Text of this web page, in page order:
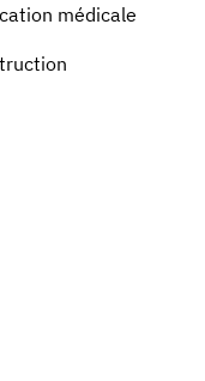
médicale